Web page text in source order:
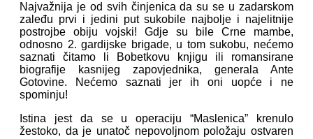
Najvažnija je od svih činjenica da su se u zadarskom
zaleđu prvi i jedini put sukobile najbolje i najelitnije
postrojbe obiju vojski! Gdje su bile Crne mambe,
odnosno 2. gardijske brigade, u tom sukobu, nećemo
saznati čitamo li Bobetkovu knjigu ili romansirane
biografije kasnijeg zapovjednika, generala Ante
Gotovine. Nećemo saznati jer ih oni uopće i ne
spominju!
Istina jest da se u operaciju “Maslenica” krenulo
žestoko, da je unatoč nepovoljnom položaju ostvaren